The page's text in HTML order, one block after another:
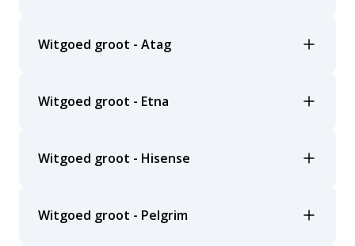
Witgoed groot - Atag
Witgoed groot - Etna
Witgoed groot - Hisense
Witgoed groot - Pelgrim